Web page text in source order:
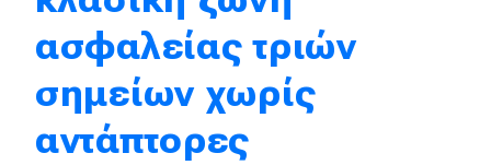
Αγώνες
Formula 1
WRC
ασφαλείας τριών
σημείων χωρίς
αντάπτορες